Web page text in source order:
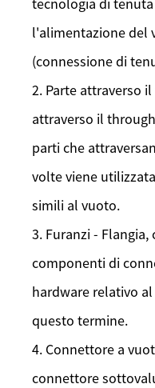
l'alimentazione del
(connessione di
2. Parte attraverso
attraverso il
parti che
volte viene
simili al vuoto.
3. Furanzi -
componenti di
hardware relativo
questo termine.
4. Connettore a
connettore